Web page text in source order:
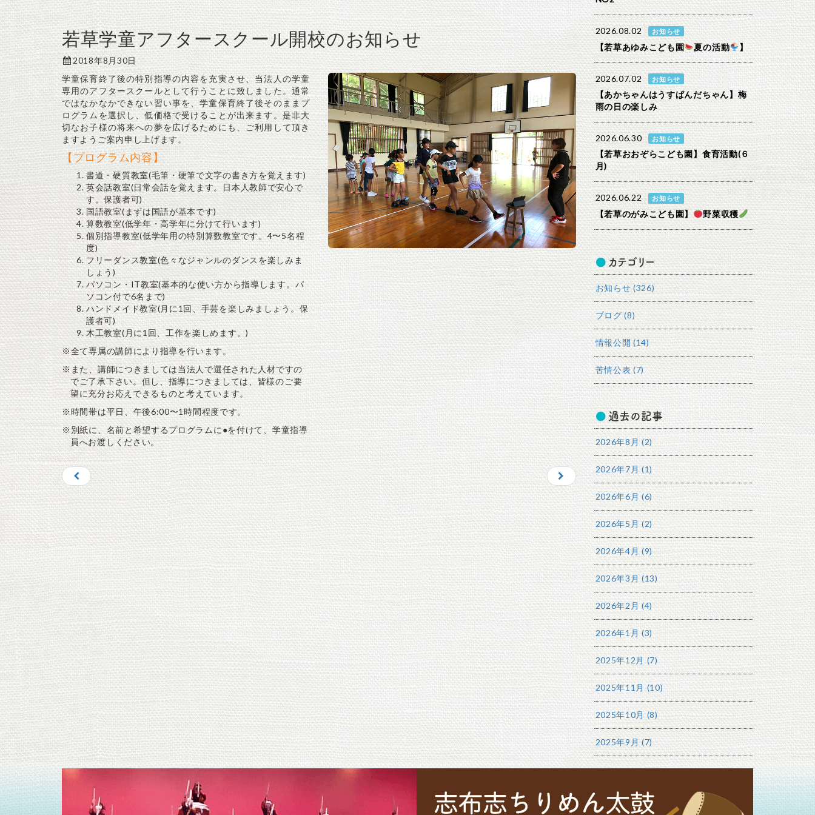
若草学童アフタースクール開校のお知らせ
2018年8月30日
学童保育終了後の特別指導の内容を充実させ、当法人の学童
専用のアフタースクールとして行うことに致しました。通常
ではなかなかできない習い事を、学童保育終了後そのままプ
ログラムを選択し、低価格で受けることが出来ます。是非大
切なお子様の将来への夢を広げるためにも、ご利用して頂き
ますようご案内申し上げます。
【プログラム内容】
書道・硬質教室(毛筆・硬筆で文字の書き方を覚えます)
英会話教室(日常会話を覚えます。日本人教師で安心で
す。保護者可)
国語教室(まずは国語が基本です)
算数教室(低学年・高学年に分けて行います)
個別指導教室(低学年用の特別算数教室です。4〜5名程
度)
フリーダンス教室(色々なジャンルのダンスを楽しみま
しょう)
パソコン・IT教室(基本的な使い方から指導します。パ
ソコン付で6名まで)
ハンドメイド教室(月に1回、手芸を楽しみましょう。保
護者可)
木工教室(月に1回、工作を楽しめます。)
※全て専属の講師により指導を行います。
※また、講師につきましては当法人で選任された人材ですの
でご了承下さい。但し、指導につきましては、皆様のご要
望に充分お応えできるものと考えています。
※時間帯は平日、午後6:00〜1時間程度です。
※別紙に、名前と希望するプログラムに●を付けて、学童指導
員へお渡しください。
2026.08.02 お知らせ
【若草あゆみこども園 夏の活動 】
2026.07.02 お知らせ
【あかちゃんはうすぱんだちゃん】梅
雨の日の楽しみ
2026.06.30 お知らせ
【若草おおぞらこども園】食育活動(６
月)
2026.06.22 お知らせ
【若草のがみこども園】 野菜収穫
カテゴリー
お知らせ (326)
ブログ (8)
情報公開 (14)
苦情公表 (7)
過去の記事
2026年8月 (2)
2026年7月 (1)
2026年6月 (6)
2026年5月 (2)
2026年4月 (9)
2026年3月 (13)
2026年2月 (4)
2026年1月 (3)
2025年12月 (7)
2025年11月 (10)
2025年10月 (8)
2025年9月 (7)